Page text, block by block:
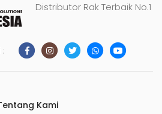
Distributor Rak Terbaik No.1
Kami